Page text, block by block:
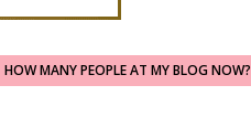
HOW MANY PEOPLE AT MY BLOG NOW?